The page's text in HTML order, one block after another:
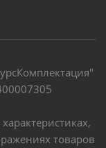
товаров